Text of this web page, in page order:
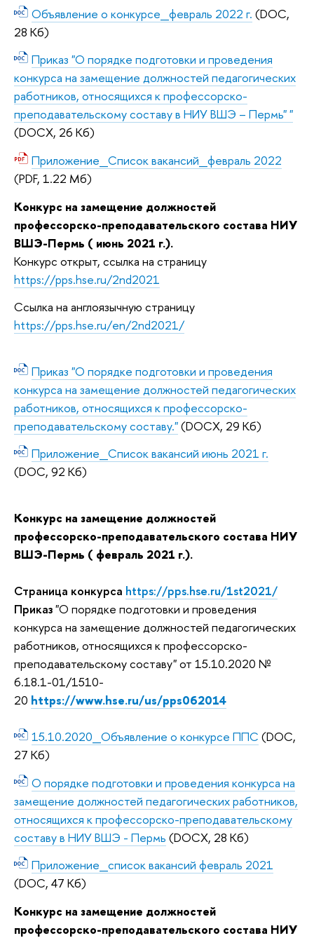
Объявление о конкурсе_февраль 2022 г. (DOC,
28 Кб)
Приказ "О порядке подготовки и проведения
конкурса на замещение должностей педагогических
работников, относящихся к профессорско-
преподавательскому составу в НИУ ВШЭ – Пермь" "
(DOCX, 26 Кб)
Приложение_Список вакансий_февраль 2022
(PDF, 1.22 Мб)
Конкурс на замещение должностей
профессорско-преподавательского состава НИУ
ВШЭ-Пермь ( июнь 2021 г.).
Конкурс открыт, ссылка на страницу
https://pps.hse.ru/2nd2021
Ссылка на англоязычную страницу
https://pps.hse.ru/en/2nd2021/
Приказ "О порядке подготовки и проведения
конкурса на замещение должностей педагогических
работников, относящихся к профессорско-
преподавательскому составу."(DOCX, 29 Кб)
Приложение_Список вакансий июнь 2021 г.
(DOC, 92 Кб)
Конкурс на замещение должностей
профессорско-преподавательского состава НИУ
ВШЭ-Пермь ( февраль 2021 г.).
Страница конкурса https://pps.hse.ru/1st2021/
Приказ"О порядке подготовки и проведения
конкурса на замещение должностей педагогических
работников, относящихся к профессорско-
преподавательскому составу" от 15.10.2020 №
6.18.1-01/1510-
20 https://www.hse.ru/us/pps062014
15.10.2020_Объявление о конкурсе ППС (DOC,
27 Кб)
О порядке подготовки и проведения конкурса на
замещение должностей педагогических работников,
относящихся к профессорско-преподавательскому
составу в НИУ ВШЭ - Пермь (DOCX, 28 Кб)
Приложение_список вакансий февраль 2021
(DOC, 47 Кб)
Конкурс на замещение должностей
профессорско-преподавательского состава НИУ